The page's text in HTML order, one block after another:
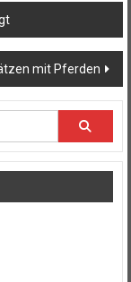
mit Pferden